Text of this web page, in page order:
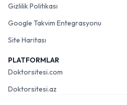
Gizlilik Politikası
Google Takvim Entegrasyonu
Site Haritası
PLATFORMLAR
Doktorsitesi.com
Doktorsitesi.az